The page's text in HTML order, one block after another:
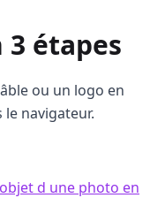
étapes
ou un logo en
navigateur.
d une photo en